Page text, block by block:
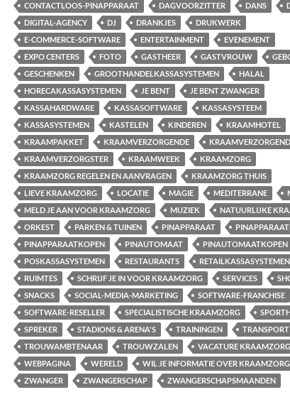
CONTACTLOOS-PINAPPARAAT
DAGVOORZITTER DANS
DIGITAL-AGENCY
DJ DRANKJES
DRUKWERK
E-COMMERCE-SOFTWARE
ENTERTAINMENT
EVENEMENT
EXPO CENTERS
FOTO GASTHEER GASTVROUW
GESCHENKEN
GROOTHANDELKASSASYSTEMEN
HALAL
HORECAKASSASYSTEMEN
JE BENT
JE BENT ZWANGER
KASSAHARDWARE
KASSASOFTWARE
KASSASYSTEEM
KASSASYSTEMEN
KASTELEN KINDEREN
KRAAMHOTEL
KRAAMPAKKET
KRAAMVERZORGENDE
KRAAMVERZORGSTER
KRAAMWEEK
KRAAMZORG
KRAAMZORG REGELEN EN AANVRAGEN
KRAAMZORG THUIS
LIEVE KRAAMZORG
LOCATIE MAGIE MEDITERRANE
MELD JE AAN VOOR KRAAMZORG
MUZIEK
NATUURLIJKE
ORKEST
PARKEN & TUINEN PINAPPARAAT
PINAPPARAATKOPEN
PINAUTOMAAT
PINAUTOMAATKOPEN
POSKASSASYSTEMEN
RESTAURANTS
RETAILKASSASYSTEMEN
RUIMTES
SCHRIJF JE IN VOOR KRAAMZORG SERVICES
SNACKS
SOCIAL-MEDIA-MARKETING
SOFTWARE-FRANCHISE
SOFTWARE-RESELLER
SPECIALISTISCHE KRAAMZORG
SPREKER
STADIONS & ARENA'S TRAININGEN
TRANSPORT
TROUWAMBTENAAR
TROUWZALEN
VACATURE KRAAMZORG
WEBPAGINA
WERELD
WIL JE INFORMATIE OVER KRAAMZORG
ZWANGER
ZWANGERSCHAP ZWANGERSCHAPSMAANDEN